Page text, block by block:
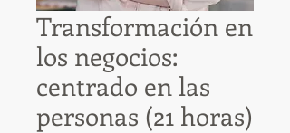
Transformación en
los negocios:
centrado en las
personas (21 horas)